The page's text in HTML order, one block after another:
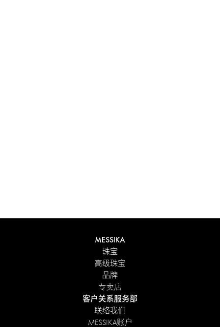
探索
MESSIKA
珠宝
高级珠宝
品牌
专卖店
客户关系服务部
联络我们
MESSIKA账户